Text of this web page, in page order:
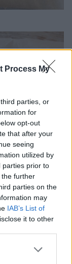
Process My
parties, or
for
opt-out
that after your
seeing
utilized by
parties prior to
further
parties on the
may
IAB’s List of
it to other